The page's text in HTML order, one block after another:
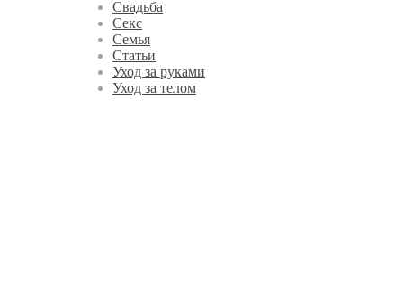
Свадьба
Секс
Семья
Статьи
Уход за руками
Уход за телом